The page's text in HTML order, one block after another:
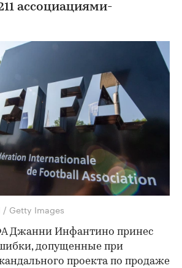
ассоциациями-
Getty Images
Джанни Инфантино принес
допущенные при
проекта по продаже